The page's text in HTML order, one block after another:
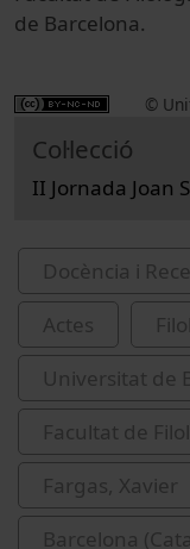
de Barcelona.
©
Col·lecció
II Jornada Joan
Docència i
Actes
Universitat de
Facultat de
Fargas, Xavier
Barcelona